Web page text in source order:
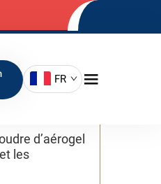
FR
obtenue
t-elle
les
d’aérogel
les